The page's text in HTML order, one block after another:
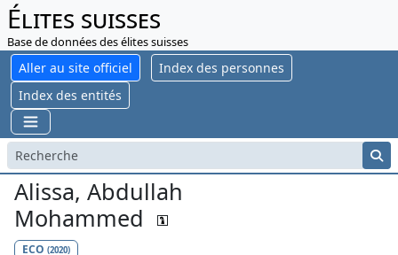
Élites suisses
Base de données des élites suisses
Aller au site officiel
Index des personnes
Index des entités
Alissa, Abdullah
Mohammed
ECO (2020)